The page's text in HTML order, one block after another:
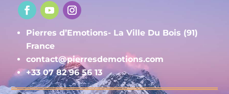
Pierres d’Emotions- La Ville Du Bois (91)
France
contact@pierresdemotions.com
+33 07 82 96 56 13